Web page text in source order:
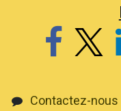
Contactez-nous